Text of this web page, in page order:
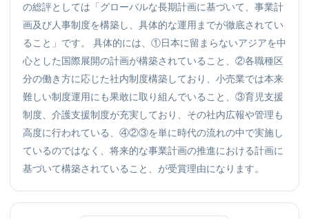
の総評としては「グローバルな長期計画に基づいて、事業計
画及び人事制度を構築し、具体的な運用までが徹底されてい
ること」です。 具体的には、①日本に留まらないアジアを中
心とした国際展開の計画が構築されていること、②各職種区
分の働き方に応じた社内制度構築しており、小売業では本来
難しい制度運用にも果敢に取り組んでいること、③育児支援
制度、介護支援制度が充実しており、その社内広報や管理も
高度に行われている、④②③を単に時代の流れの中で実施し
ているのではなく、将来的な事業計画の推進における計画に
基づいて構築されていること、が受賞理由になります。